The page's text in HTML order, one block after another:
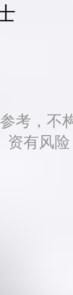
考，不
资有风